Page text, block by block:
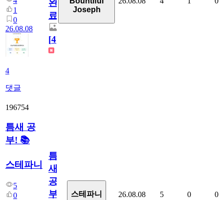
1
0
26.08.08
4
댓글
완
료
[4]
Joseph
196754
틈새 공
부! 📚
스테파니
5
0
틈
새
공
부!
스테파니 26.08.08 5 0 0